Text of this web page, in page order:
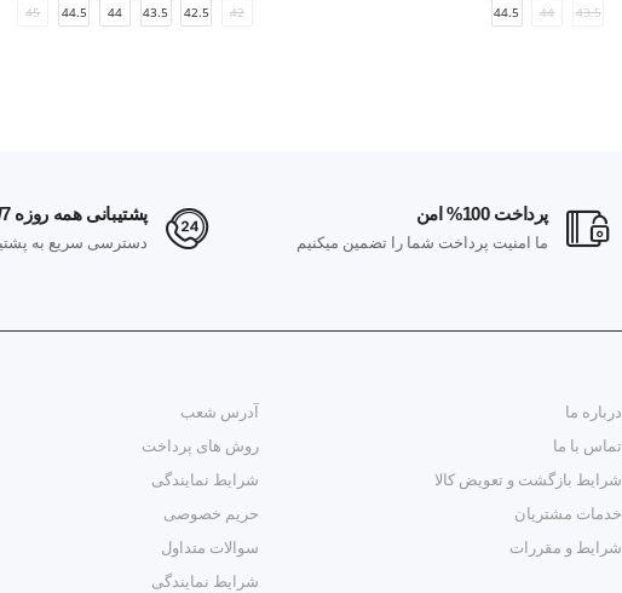
46.5
4743.5
44
44.5
42
42.5
43.5
44
44.5
45
پشتیبانی همه روزه 24/7
دسترسی سریع به
پرداخت 100% امن
ما امنیت پرداخت شما را تضمین میکنیم
درباره ما
تماس با ما
شرایط بازگشت و تعویض کالا
خدمات مشتریان
شرایط و مقررات
آدرس شعب
روش های پرداخت
شرایط نمایندگی
حریم خصوصی
سوالات متداول
شرایط نمایندگی